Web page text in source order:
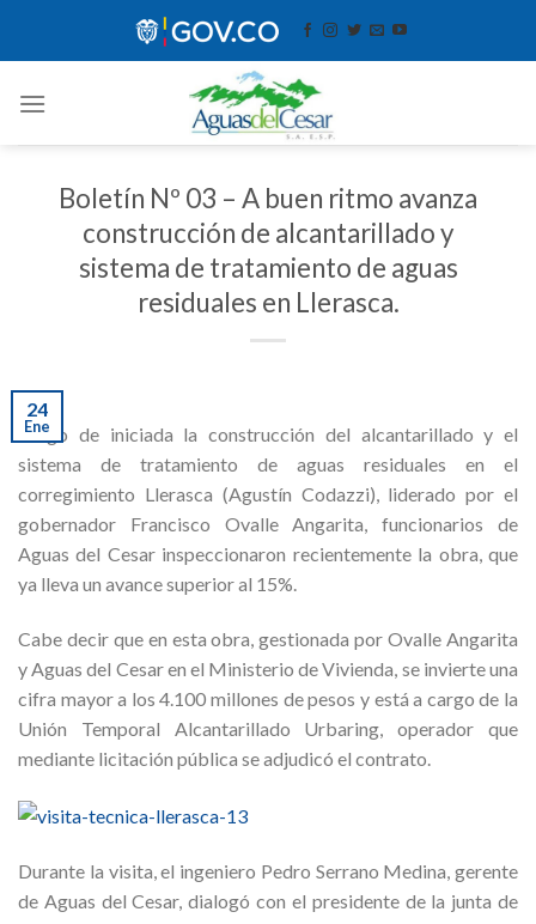
Boletín Nº 03 – A buen ritmo avanza
construcción de alcantarillado y
sistema de tratamiento de aguas
residuales en Llerasca.
24
Ene
Luego de iniciada la construcción del alcantarillado y el
sistema de tratamiento de aguas residuales en el
corregimiento Llerasca (Agustín Codazzi), liderado por el
gobernador Francisco Ovalle Angarita, funcionarios de
Aguas del Cesar inspeccionaron recientemente la obra, que
ya lleva un avance superior al 15%.
Cabe decir que en esta obra, gestionada por Ovalle Angarita
y Aguas del Cesar en el Ministerio de Vivienda, se invierte una
cifra mayor a los 4.100 millones de pesos y está a cargo de la
Unión Temporal Alcantarillado Urbaring, operador que
mediante licitación pública se adjudicó el contrato.
Durante la visita, el ingeniero Pedro Serrano Medina, gerente
de Aguas del Cesar, dialogó con el presidente de la junta de